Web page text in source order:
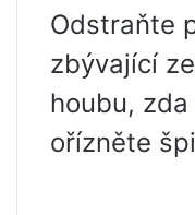
Odstraňte
zbývající
houbu,
ořízněte